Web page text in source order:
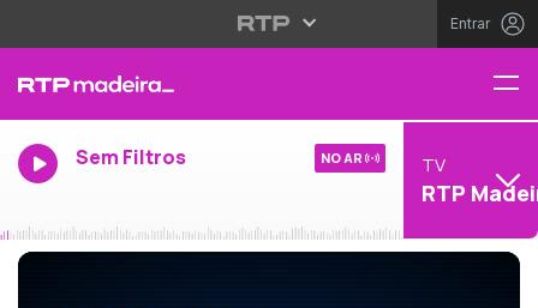
Entrar
Sem Filtros NO AR TV
RTP